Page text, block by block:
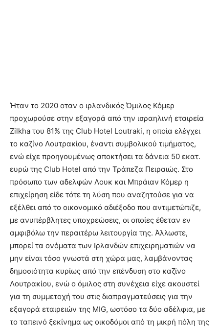
Ήταν το 2020 οταν ο ιρλανδικός Όμιλος Κόμερ
προχωρούσε στην εξαγορά από την ισραηλινή εταιρεία
Zilkha του 81% της Club Hotel Loutraki, η οποία ελέγχει
το καζίνο Λουτρακίου, έναντι συμβολικού τιμήματος,
ενώ είχε προηγουμένως αποκτήσει τα δάνεια 50 εκατ.
ευρώ της Club Hotel από την Τράπεζα Πειραιώς. Στο
πρόσωπο των αδελφών Λουκ και Μπράιαν Κόμερ η
επιχείρηση είδε τότε τη λύση που αναζητούσε για να
εξέλθει από το οικονομικό αδιέξοδο που αντιμετώπιζε,
με ανυπέρβλητες υποχρεώσεις, οι οποίες έθεταν εν
αμφιβόλω την περαιτέρω λειτουργία της. Άλλωστε,
μπορεί τα ονόματα των Ιρλανδών επιχειρηματιών να
μην είναι τόσο γνωστά στη χώρα μας, λαμβάνοντας
δημοσιότητα κυρίως από την επένδυση στο καζίνο
Λουτρακίου, ενώ ο όμιλος στη συνέχεια είχε ακουστεί
για τη συμμετοχή του στις διαπραγματεύσεις για την
εξαγορά εταιρειών της MIG, ωστόσο τα δύο αδέλφια, με
το ταπεινό ξεκίνημα ως οικοδόμοι από τη μικρή πόλη της